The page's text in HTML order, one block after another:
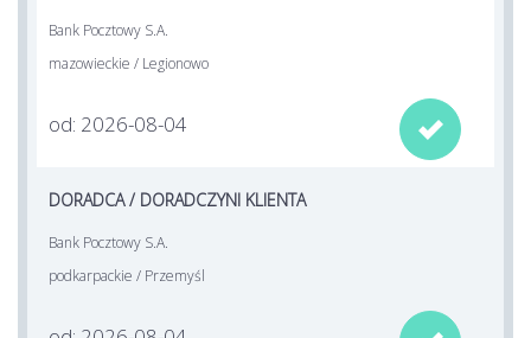
Bank Pocztowy S.A.
mazowieckie / Legionowo
od: 2026-08-04 
DORADCA / DORADCZYNI KLIENTA
Bank Pocztowy S.A.
podkarpackie / Przemyśl